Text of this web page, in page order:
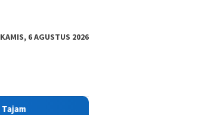
KAMIS, 6 AGUSTUS 2026